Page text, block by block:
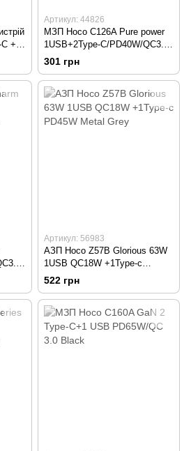
+ 1
Артикул: 44826
МЗП Hoco C126A Pure power
1USB+2Type-C/PD40W/QC3.0
White
301 грн
Артикул: 56983
АЗП Hoco Z57B Glorious 63W
1USB QC18W +1Type-c
PD45W Metal Grey
522 грн